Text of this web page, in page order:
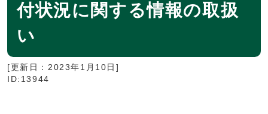
付状況に関する情報の取扱
い
[更新日： 2023年1月10日 ]
ID:13944